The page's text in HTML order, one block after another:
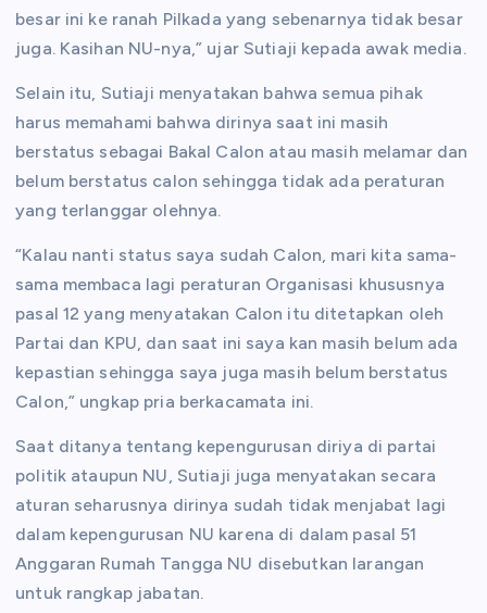
besar ini ke ranah Pilkada yang sebenarnya tidak besar
juga. Kasihan NU-nya,” ujar Sutiaji kepada awak media.
Selain itu, Sutiaji menyatakan bahwa semua pihak
harus memahami bahwa dirinya saat ini masih
berstatus sebagai Bakal Calon atau masih melamar dan
belum berstatus calon sehingga tidak ada peraturan
yang terlanggar olehnya.
“Kalau nanti status saya sudah Calon, mari kita sama-
sama membaca lagi peraturan Organisasi khususnya
pasal 12 yang menyatakan Calon itu ditetapkan oleh
Partai dan KPU, dan saat ini saya kan masih belum ada
kepastian sehingga saya juga masih belum berstatus
Calon,” ungkap pria berkacamata ini.
Saat ditanya tentang kepengurusan diriya di partai
politik ataupun NU, Sutiaji juga menyatakan secara
aturan seharusnya dirinya sudah tidak menjabat lagi
dalam kepengurusan NU karena di dalam pasal 51
Anggaran Rumah Tangga NU disebutkan larangan
untuk rangkap jabatan.